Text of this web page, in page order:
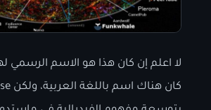
لا اعلم إن كان هذا هو الاسم الرسمي